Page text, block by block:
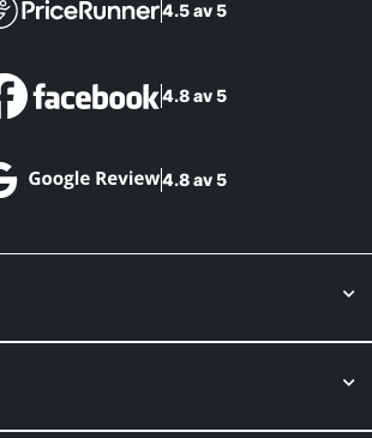
4.5 av 5
4.8 av 5
4.8 av 5